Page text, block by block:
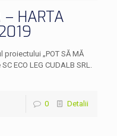
– HARTA
„POT SĂ MĂ
ECO LEG CUDALB SRL.
0 Detalii